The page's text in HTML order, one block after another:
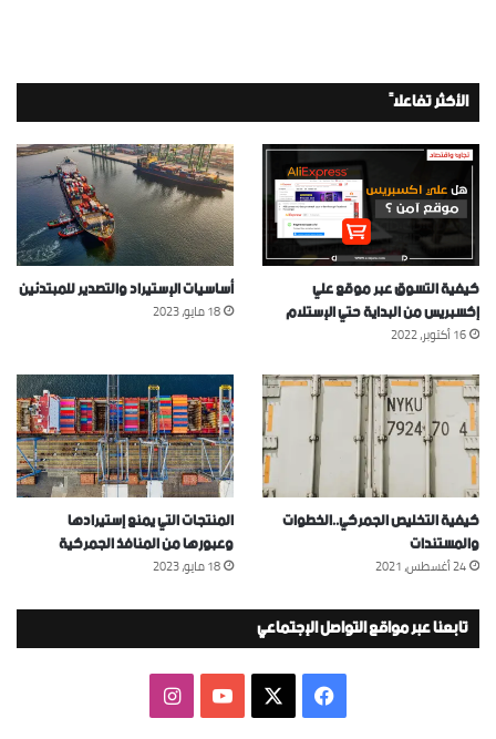
الأكثر تفاعلاً
كيفية التسوق عبر موقع علي
إكسبريس من البداية حتي الإستلام
16 أكتوبر، 2022
أساسيات الإستيراد والتصدير للمبتدئين
18 مايو، 2023
كيفية التخليص الجمركي..الخطوات
والمستندات
24 أغسطس، 2021
المنتجات التي يمنع إستيرادها
وعبورها من المنافذ الجمركية
18 مايو، 2023
تابعنا عبر مواقع التواصل الإجتماعي
فيسبوك ‫YouTubeانستقرام